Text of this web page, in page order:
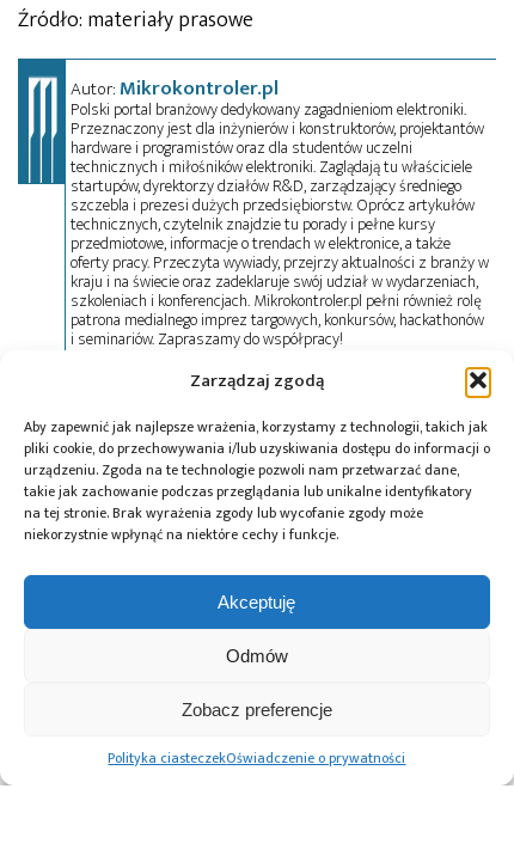
Zarządzaj zgodą
Aby zapewnić jak najlepsze wrażenia, korzystamy z technologii, takich jak
pliki cookie, do przechowywania i/lub uzyskiwania dostępu do informacji o
urządzeniu. Zgoda na te technologie pozwoli nam przetwarzać dane,
takie jak zachowanie podczas przeglądania lub unikalne identyfikatory
na tej stronie. Brak wyrażenia zgody lub wycofanie zgody może
niekorzystnie wpłynąć na niektóre cechy i funkcje.
Akceptuję
Odmów
Zobacz preferencje
Polityka ciasteczekOświadczenie o prywatności
Źródło: materiały prasowe
Autor:Mikrokontroler.pl
Polski portal branżowy dedykowany zagadnieniom elektroniki.
Przeznaczony jest dla inżynierów i konstruktorów, projektantów
hardware i programistów oraz dla studentów uczelni
technicznych i miłośników elektroniki. Zaglądają tu właściciele
startupów, dyrektorzy działów R&D, zarządzający średniego
szczebla i prezesi dużych przedsiębiorstw. Oprócz artykułów
technicznych, czytelnik znajdzie tu porady i pełne kursy
przedmiotowe, informacje o trendach w elektronice, a także
oferty pracy. Przeczyta wywiady, przejrzy aktualności z branży w
kraju i na świecie oraz zadeklaruje swój udział w wydarzeniach,
szkoleniach i konferencjach. Mikrokontroler.pl pełni również rolę
patrona medialnego imprez targowych, konkursów, hackathonów
i seminariów. Zapraszamy do współpracy!
Tagi:Amazon Web Services,AWS European
Sovereign Cloud,platforma chmurowa,Unia
Europejska
Przeczytaj również:
Requirements &
Arduino
prezentuje
chmurę Arduino
Chmurowa usługa
lokalizacyjna nRF
Cloud Location